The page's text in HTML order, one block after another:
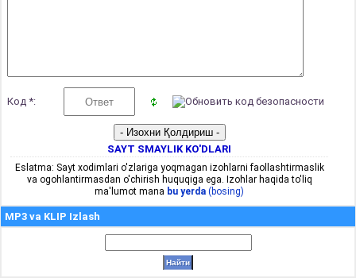
Код *:
SAYT SMAYLIK KO'DLARI
Eslatma: Sayt xodimlari o'zlariga yoqmagan izohlarni faollashtirmaslik
va ogohlantirmasdan o'chirish huquqiga ega. Izohlar haqida to'liq
ma'lumot mana bu yerda (bosing)
MP3 va KLIP Izlash